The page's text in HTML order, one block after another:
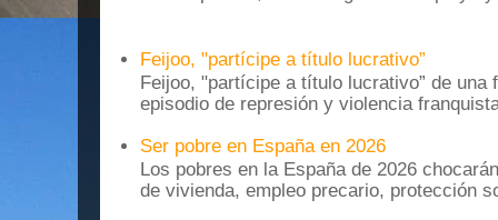
Feijoo, "partícipe a título lucrativo”
Feijoo, "partícipe a título lucrativo” de una
episodio de represión y violencia
Ser pobre en España en 2026
Los pobres en la España de 2026
de vivienda, empleo precario, protección